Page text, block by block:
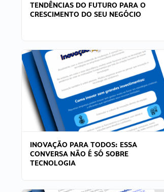
TENDÊNCIAS DO FUTURO PARA O
CRESCIMENTO DO SEU NEGÓCIO
INOVAÇÃO PARA TODOS: ESSA
CONVERSA NÃO É SÓ SOBRE
TECNOLOGIA